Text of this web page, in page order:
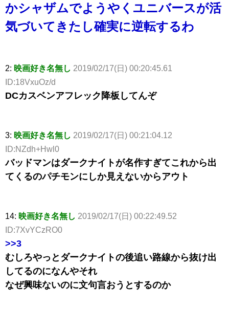
かシャザムでようやくユニバースが活
気づいてきたし確実に逆転するわ
2: 映画好き名無し 2019/02/17(日) 00:20:45.61
ID:18VxuOz/d
DCカスベンアフレック降板してんぞ
3: 映画好き名無し 2019/02/17(日) 00:21:04.12
ID:NZdh+Hwl0
バッドマンはダークナイトが名作すぎてこれから出
てくるのパチモンにしか見えないからアウト
14: 映画好き名無し 2019/02/17(日) 00:22:49.52
ID:7XvYCzRO0
>>3
むしろやっとダークナイトの後追い路線から抜け出
してるのになんやそれ
なぜ興味ないのに文句言おうとするのか